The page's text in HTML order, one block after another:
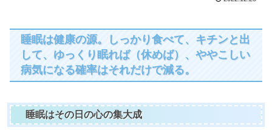
睡眠は健康の源。しっかり食べて、キチンと出
して、ゆっくり眠れば（休めば）、ややこしい
病気になる確率はそれだけで減る。
睡眠はその日の心の集大成